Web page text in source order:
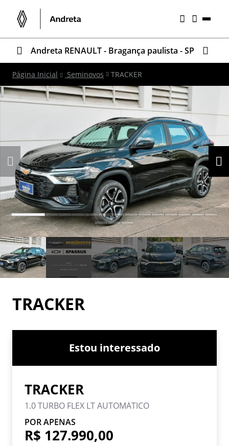
Andreta RENAULT - Bragança paulista - SP
Página Inicial Seminovos TRACKER
TRACKER
Estou interessado
TRACKER
1.0 TURBO FLEX LT AUTOMÁTICO
POR APENAS
R$ 127.990,00